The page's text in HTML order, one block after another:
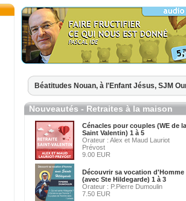
Béatitudes Nouan, à l'Enfant Jésus, SJM
Nouveautés - Retraites à la maison
Cénacles pour couples (WE de la
Saint Valentin) 1 à 5
Orateur : Alex et Maud Lauriot
Prévost
9.00 EUR
Découvrir sa vocation d'Homme
(avec Ste Hildegarde) 1 à 3
Orateur : P.Pierre Dumoulin
7.50 EUR